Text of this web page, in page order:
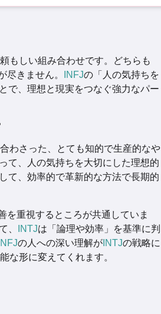
もしい組み合わせです。どちらも
尽きません。
INFJの「人の気持ちを
で、理想と現実をつなぐ強力なパー
わさった、とても知的で生産的なや
て、人の気持ちを大切にした理想的
て、効率的で革新的な方法で長期的
を重視するところが共通していま
、 INTJは「論理や効率」を基準に判
INFJの人への深い理解が INTJの戦略に
な形に変えてくれます。